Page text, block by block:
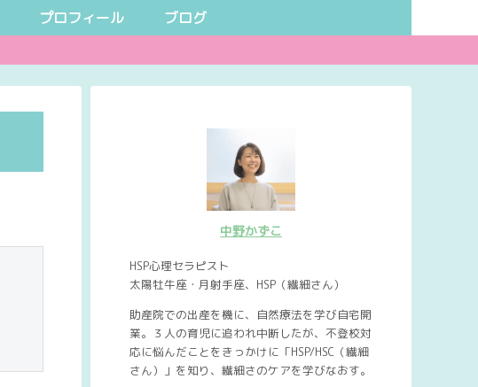
プロフィール ブログ
中野かずこ
HSP心理セラピスト
太陽牡牛座・月射手座、HSP（繊細さん）
助産院での出産を機に、自然療法を学び自宅開
業。３人の育児に追われ中断したが、不登校対
応に悩んだことをきっかけに「HSP/HSC（繊細
さん）」を知り、繊細さのケアを学びなおす。